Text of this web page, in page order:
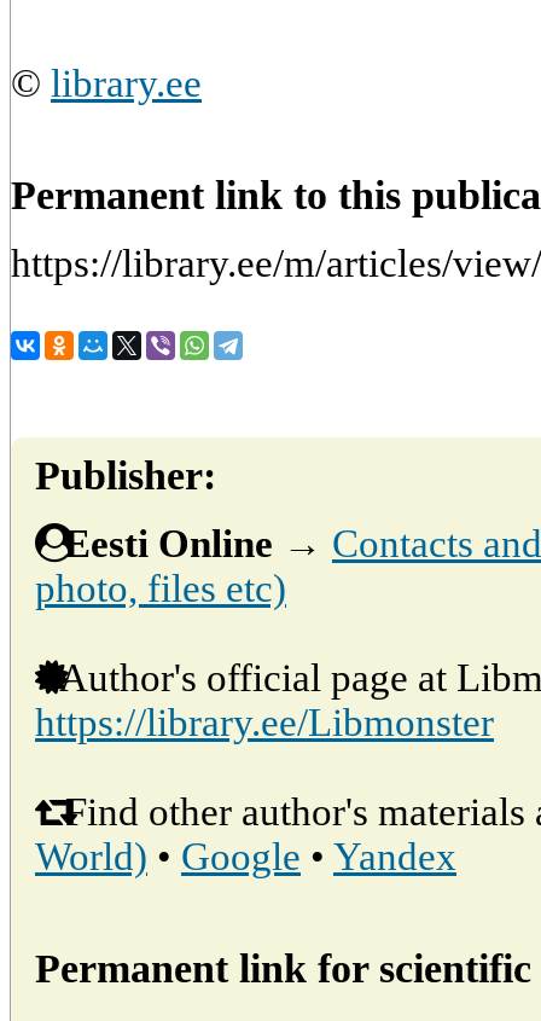
© library.ee
Permanent link to this
https://library.ee/m/articles/
Publisher:
Eesti Online → Contacts
photo, files etc)
Author's official page at
https://library.ee/Libmonster
Find other author's materials
World) • Google • Yandex
Permanent link for